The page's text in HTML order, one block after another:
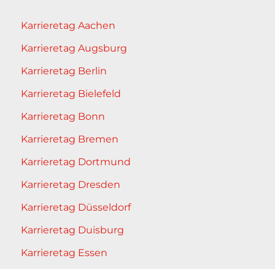
Karrieretag Aachen
Karrieretag Augsburg
Karrieretag Berlin
Karrieretag Bielefeld
Karrieretag Bonn
Karrieretag Bremen
Karrieretag Dortmund
Karrieretag Dresden
Karrieretag Düsseldorf
Karrieretag Duisburg
Karrieretag Essen